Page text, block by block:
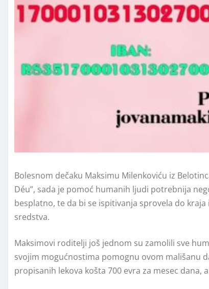
Bolesnom dečaku Maksimu Milenkoviću iz
Déu”, sada je pomoć humanih ljudi potrebnija
besplatno, te da bi se ispitivanja sprovela do
sredstva.
Maksimovi roditelji još jednom su zamolili sve
svojim mogućnostima pomognu ovom mališanu
propisanih lekova košta 700 evra za mesec